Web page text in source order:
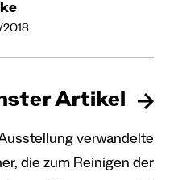
2018
Artikel
verwandelte
die zum Reinigen der